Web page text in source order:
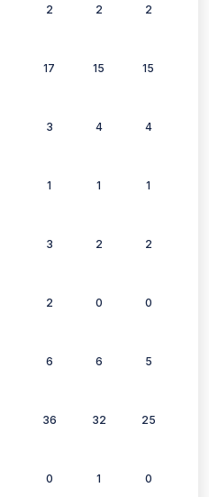
2 2 2
17 15 15
3 4 4
1 1 1
3 2 2
2 0 0
6 6 5
36 32 25
0 1 0